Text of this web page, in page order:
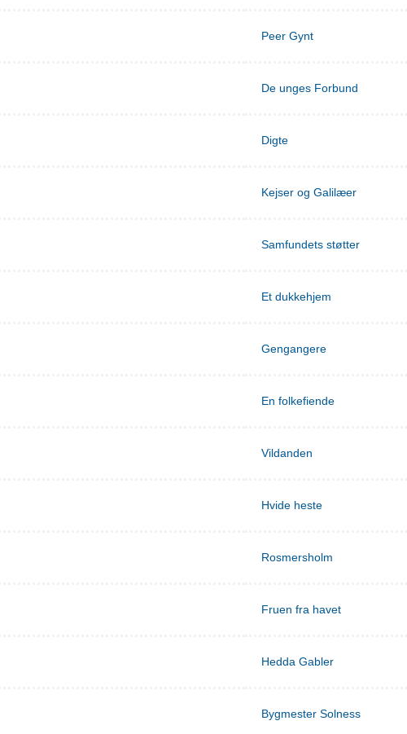
Peer Gynt
De unges Forbund
Digte
Kejser og Galilæer
Samfundets støtter
Et dukkehjem
Gengangere
En folkefiende
Vildanden
Hvide heste
Rosmersholm
Fruen fra havet
Hedda Gabler
Bygmester Solness